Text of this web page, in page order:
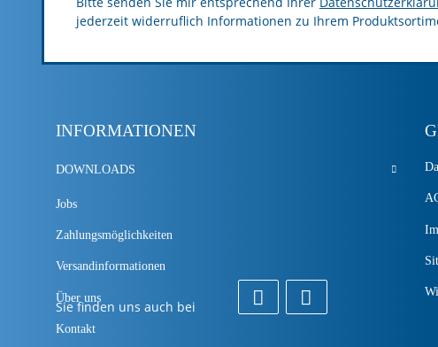
jederzeit widerruflich Informationen zu Ihrem
INFORMATIONEN
DOWNLOADS
Jobs
Zahlungsmöglichkeiten
Versandinformationen
Über uns
Kontakt
Sie finden uns auch bei